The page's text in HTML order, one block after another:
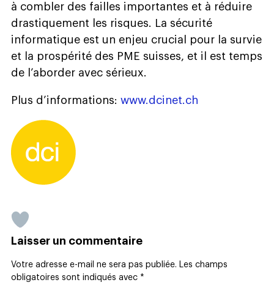
à combler des failles importantes et à réduire
drastiquement les risques. La sécurité
informatique est un enjeu crucial pour la survie
et la prospérité des PME suisses, et il est temps
de l’aborder avec sérieux.
Plus d’informations: www.dcinet.ch
Laisser un commentaire
Votre adresse e-mail ne sera pas publiée.
Les champs
obligatoires sont indiqués avec *